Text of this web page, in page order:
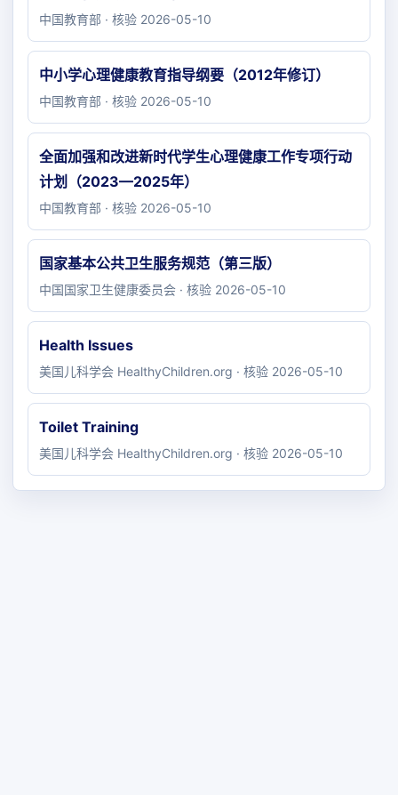
中国教育部 · 核验 2026-05-10
中小学心理健康教育指导纲要（2012年修订）
中国教育部 · 核验 2026-05-10
全面加强和改进新时代学生心理健康工作专项行动
计划（2023—2025年）
中国教育部 · 核验 2026-05-10
国家基本公共卫生服务规范（第三版）
中国国家卫生健康委员会 · 核验 2026-05-10
Health Issues
美国儿科学会 HealthyChildren.org · 核验 2026-05-10
Toilet Training
美国儿科学会 HealthyChildren.org · 核验 2026-05-10